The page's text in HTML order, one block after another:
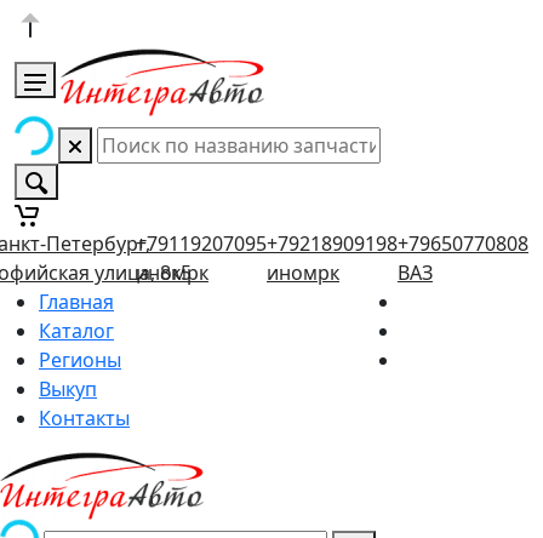
Петербург,
улица, 8к5
+79119207095
иномрк
+79218909198
иномрк
+79650770808
ВАЗ
Главная
Каталог
Регионы
Выкуп
Контакты